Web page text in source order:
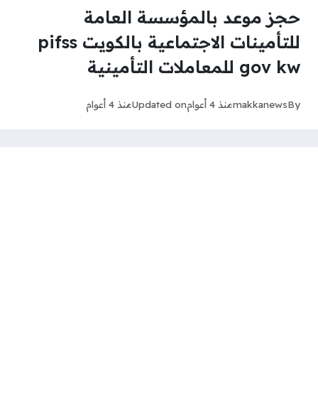
حجز موعد بالمؤسسة العامة
للتأمينات الاجتماعية بالكويت pifss
gov kw للمعاملات التأمينية
By
makkanewsمنذ 4 أعوام Updated onمنذ 4 أعوام